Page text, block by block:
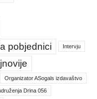
pobjednici Intervju
Organizator ASogals izdavaštvo
Drina 056